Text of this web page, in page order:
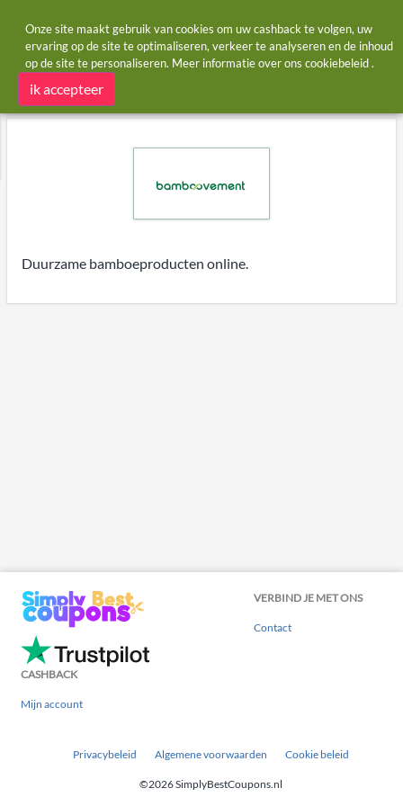
Startpagina Winkels Bamboovement
Bamboovement cashback
Duurzame bamboeproducten online.
VERBIND JE MET ONS
Contact
CASHBACK
Mijn account
Privacybeleid Algemene voorwaarden Cookie beleid
©2026 SimplyBestCoupons.nl
Onze site maakt gebruik van cookies om uw cashback te volgen, uw
ervaring op de site te optimaliseren, verkeer te analyseren en de inhoud
op de site te personaliseren. Meer informatie over ons cookiebeleid.
ik accepteer